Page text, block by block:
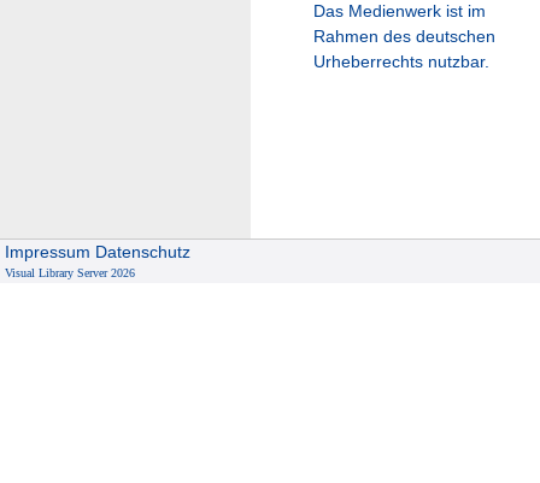
Das Medienwerk ist im
Rahmen des deutschen
Urheberrechts nutzbar.
Impressum Datenschutz
Visual Library Server 2026